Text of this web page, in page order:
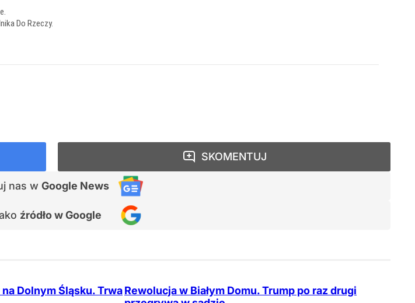
Do Rzeczy.
nas w Google News
źródło w Google
SKOMENTUJ
Dolnym Śląsku. TrwaRewolucja w Białym Domu. Trump po raz drugi